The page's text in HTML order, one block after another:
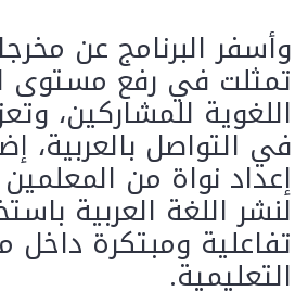
وأسفر البرنامج عن
تمثلت في رفع مستوى
اللغوية للمشاركين،
في التواصل بالعربية،
إعداد نواة من
لنشر اللغة العربية
تفاعلية ومبتكرة
التعليمية.